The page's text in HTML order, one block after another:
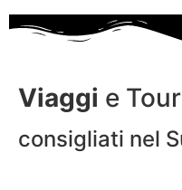
Viaggi e Tour
consigliati nel